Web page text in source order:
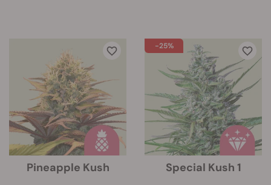
Pineapple Kush
-25%
Special Kush 1